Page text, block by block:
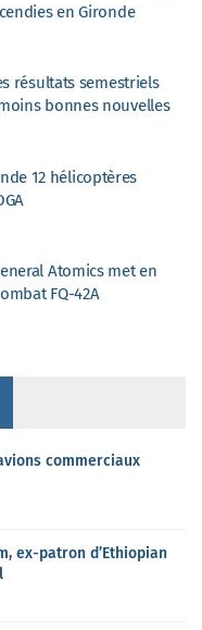
en Gironde
résultats semestriels
bonnes nouvelles
12 hélicoptères
Atomics met en
FQ-42A
commerciaux
ex-patron d’Ethiopian